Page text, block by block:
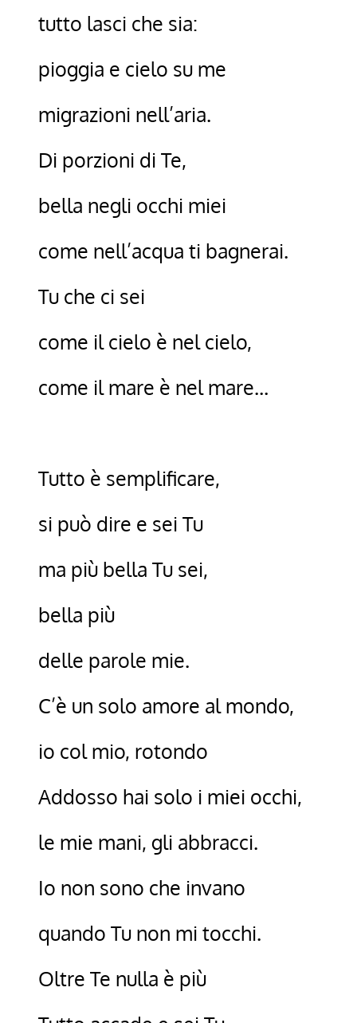
tutto lasci che sia:
pioggia e cielo su me
migrazioni nell’aria.
Di porzioni di Te,
bella negli occhi miei
come nell’acqua ti bagnerai.
Tu che ci sei
come il cielo è nel cielo,
come il mare è nel mare…
Tutto è semplificare,
si può dire e sei Tu
ma più bella Tu sei,
bella più
delle parole mie.
C’è un solo amore al mondo,
io col mio, rotondo
Addosso hai solo i miei occhi,
le mie mani, gli abbracci.
Io non sono che invano
quando Tu non mi tocchi.
Oltre Te nulla è più